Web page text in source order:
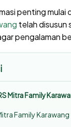
penting mulai
telah disusun
pengalaman
Mitra Family
Family Karawang